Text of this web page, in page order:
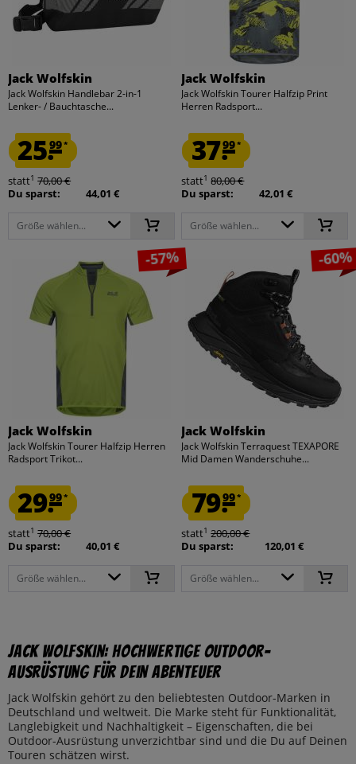
Jack Wolfskin
Jack Wolfskin Handlebar 2-in-1
Lenker- / Bauchtasche...
25.99*
statt1 70,00 €
Du sparst:
44,01 €
Größe wählen...
Jack Wolfskin
Jack Wolfskin Tourer Halfzip Print
Herren Radsport...
37.99*
statt1 80,00 €
Du sparst:
42,01 €
Größe wählen...
-57%
Jack Wolfskin
Jack Wolfskin Tourer Halfzip Herren
Radsport Trikot...
29.99*
statt1 70,00 €
Du sparst:
40,01 €
Größe wählen...
-60%
Jack Wolfskin
Jack Wolfskin Terraquest TEXAPORE
Mid Damen Wanderschuhe...
79.99*
statt1 200,00 €
Du sparst:
120,01 €
Größe wählen...
Jack Wolfskin: Hochwertige Outdoor-
Ausrüstung für Dein Abenteuer
Jack Wolfskin gehört zu den beliebtesten Outdoor-Marken in
Deutschland und weltweit. Die Marke steht für Funktionalität,
Langlebigkeit und Nachhaltigkeit – Eigenschaften, die bei
Outdoor-Ausrüstung unverzichtbar sind und die Du auf Deinen
Touren schätzen wirst.